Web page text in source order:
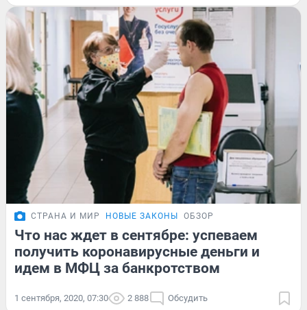
СТРАНА И МИР НОВЫЕ ЗАКОНЫ ОБЗОР
Что нас ждет в сентябре: успеваем
получить коронавирусные деньги и
идем в МФЦ за банкротством
1 сентября, 2020, 07:30 2 888 Обсудить